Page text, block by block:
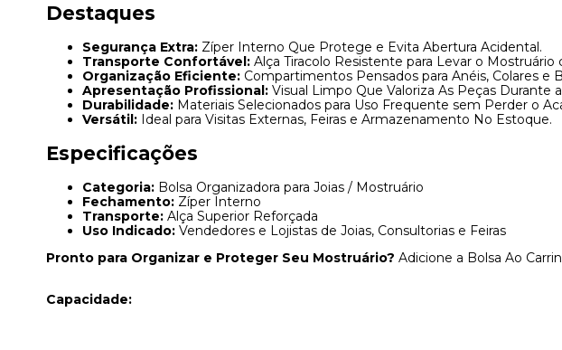
Destaques
Segurança Extra: Zíper Interno Que Protege e Evita Abertura Acidental.
Transporte Confortável: Alça Tiracolo Resistente para Levar o Mostruário
Organização Eficiente: Compartimentos Pensados para Anéis, Colares e
Apresentação Profissional: Visual Limpo Que Valoriza As Peças Durante
Durabilidade: Materiais Selecionados para Uso Frequente sem Perder o
Versátil: Ideal para Visitas Externas, Feiras e Armazenamento No Estoque.
Especificações
Categoria: Bolsa Organizadora para Joias / Mostruário
Fechamento: Zíper Interno
Transporte: Alça Superior Reforçada
Uso Indicado: Vendedores e Lojistas de Joias, Consultorias e Feiras
Pronto para Organizar e Proteger Seu Mostruário? Adicione a Bolsa Ao
Capacidade: